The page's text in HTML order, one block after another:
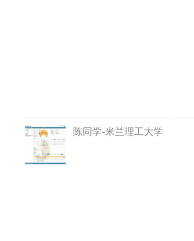
陈同学-米兰理工大学